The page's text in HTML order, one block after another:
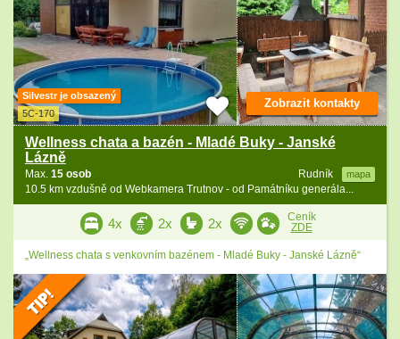
Silvestr je obsazený
5C-170
Wellness chata a bazén - Mladé Buky - Janské
Lázně
Rudník mapa
Max. 15 osob
10.5 km vzdušně od Webkamera Trutnov - od Památníku generála...
Zobrazit kontakty
4x 2x 2x
Ceník
ZDE
„Wellness chata s venkovním bazénem - Mladé Buky - Janské Lázně“